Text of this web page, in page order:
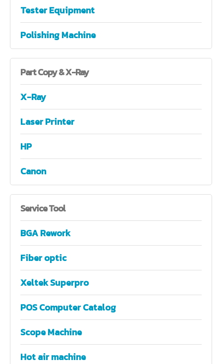
Tester Equipment
Polishing Machine
PartCopy & X-Ray
X-Ray
Laser Printer
HP
Canon
ServiceTool
BGA Rework
Fiber optic
Xeltek Superpro
POS Computer Catalog
Scope Machine
Hot air machine